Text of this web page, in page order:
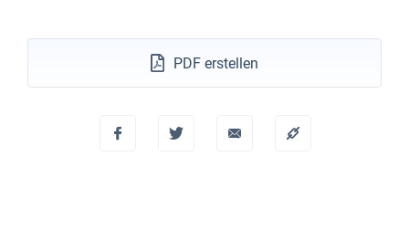
PDF erstellen